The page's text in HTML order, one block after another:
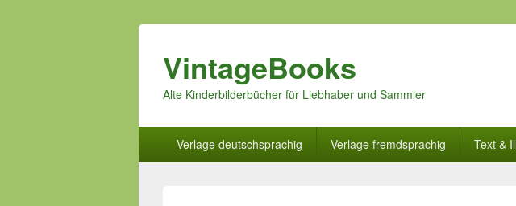
VintageBooks
Alte Kinderbilderbücher für Liebhaber und Sammler
Verlage deutschsprachig Verlage fremdsprachig Text &